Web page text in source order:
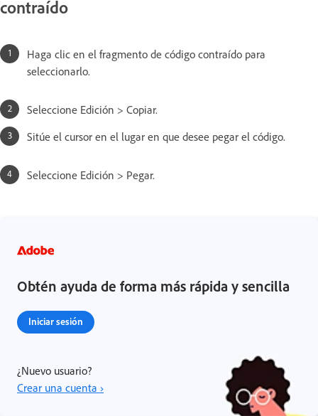
contraído
Haga clic en el fragmento de código contraído para
seleccionarlo.
Seleccione Edición > Copiar.
Sitúe el cursor en el lugar en que desee pegar el código.
Seleccione Edición > Pegar.
Obtén ayuda de forma más rápida y sencilla
Iniciar sesión
¿Nuevo usuario?
Crear una cuenta ›